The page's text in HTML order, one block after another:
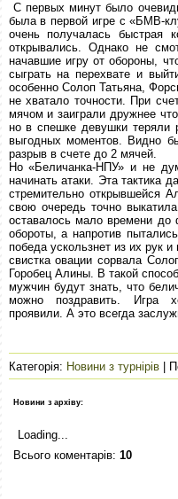
С первых минут было
была в первой игре с «БМВ-
очень получалась быстрая
открывались. Однако не
начавшие игру от обороны,
сыграть на перехвате и
особенно Солоп Татьяна,
не хватало точности. При
мячом и заиграли дружнее
но в спешке девушки теряли
выгодных моментов. Видно
разрыв в счете до 2 мячей.
Но «Беличанка-НПУ» и не
начинать атаки. Эта тактика
стремительно открывшейся
свою очередь точно
оставалось мало времени до
обороты, а напротив
победа ускользнет из их рук
свистка овации сорвала
Горобец Алины. В такой
мужчин будут знать, что
можно поздравить. Игра
проявили. А это всегда
Категорія: Новини з турнірів|
Новини з архіву:
Loading...
Всього коментарів: 10